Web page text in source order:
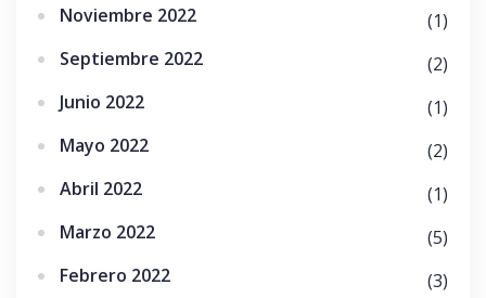
Noviembre 2022
(1)
Septiembre 2022
(2)
Junio 2022
(1)
Mayo 2022
(2)
Abril 2022
(1)
Marzo 2022
(5)
Febrero 2022
(3)